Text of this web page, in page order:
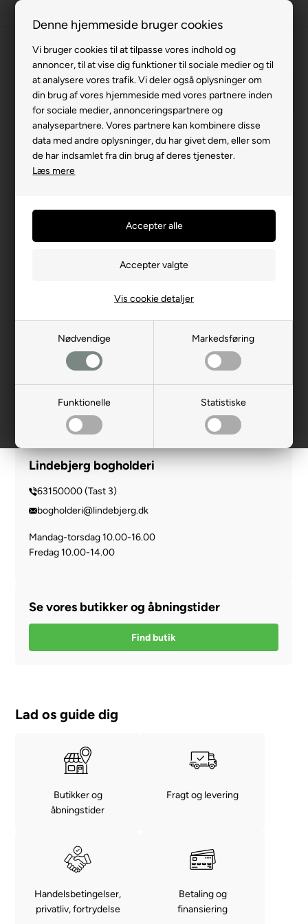
Denne hjemmeside bruger cookies
Vi bruger cookies til at tilpasse vores indhold og
annoncer, til at vise dig funktioner til sociale medier og til
at analysere vores trafik. Vi deler også oplysninger om
din brug af vores hjemmeside med vores partnere inden
for sociale medier, annonceringspartnere og
analysepartnere. Vores partnere kan kombinere disse
data med andre oplysninger, du har givet dem, eller som
de har indsamlet fra din brug af deres tjenester.
Læs mere
Nødvendige Markedsføring
Funktionelle Statistiske
Vis cookie detaljer
Gratis levering v. køb for 799,-
Service hos dig
3 års garanti
63 15 00 00
Velkommen til Lindebjerg
kundeservice
Lindebjerg salg
Lindebjerg service
63150000 (Tast 2)
service@lindebjerg.dk
Lindebjerg bogholderi
63150000 (Tast 3)
bogholderi@lindebjerg.dk
Mandag-torsdag 10.00-16.00
Fredag 10.00-14.00
Se vores butikker og åbningstider
Find butik
Lad os guide dig
Butikker og
åbningstider
Fragt og levering
Handelsbetingelser,
privatliv, fortrydelse
Betaling og
finansiering